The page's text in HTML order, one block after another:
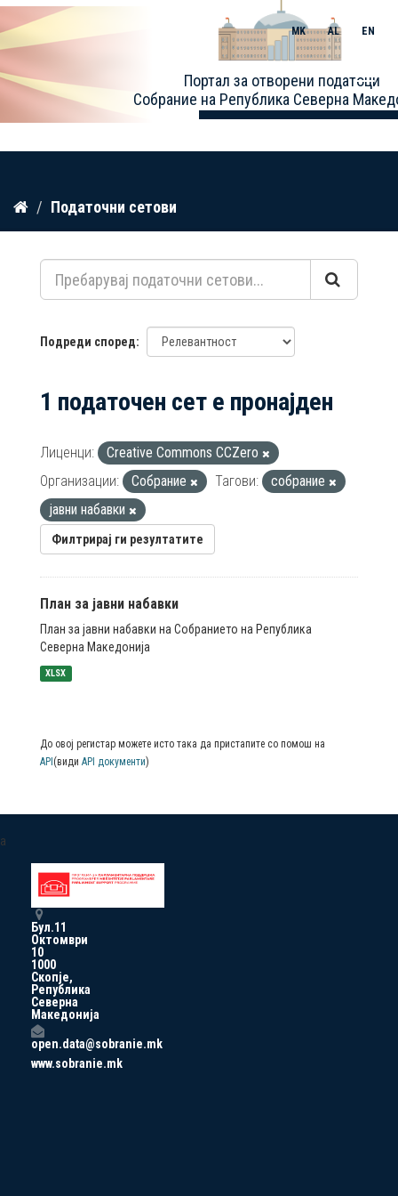
Прескокнете
содржина
Портал за отворени податоци
Собрание на Република Северна
MK AL EN
Toggle
Податочни сетови
Подреди според
1 податочен сет е пронајден
Лиценци:
Creative Commons CCZero
Организации:
Собрание Тагови:
собрание
јавни набавки
Филтрирај ги резултатите
План за јавни набавки
План за јавни набавки на Собранието на Република
Северна Македонија
XLSX
До овој регистар можете исто така да пристапите со помош на
API (види API документи)
a
Бул.11
Октомври
10
1000
Скопје,
Република
Северна
Македонија
open.data@sobranie.mk
www.sobranie.mk